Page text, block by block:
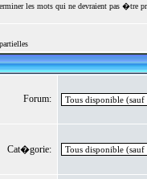
les mots qui ne devraient pas �tre
Forum:
Cat�gorie: